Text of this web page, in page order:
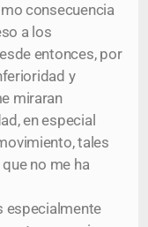
consecuencia
a los
entonces, por
y
miraran
en especial
tales
no me ha
especialmente